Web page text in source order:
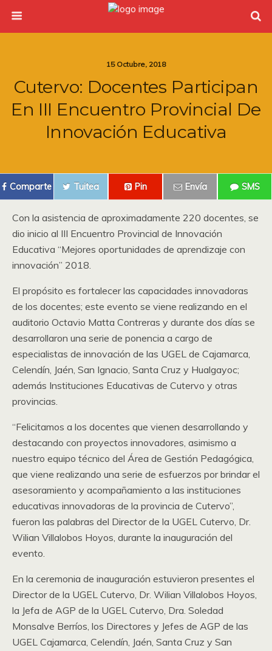
15 Octubre, 2018
Cutervo: Docentes Participan
En III Encuentro Provincial De
Innovación Educativa
Comparte Tuitea Pin Envía SMS
Con la asistencia de aproximadamente 220 docentes, se
dio inicio al III Encuentro Provincial de Innovación
Educativa “Mejores oportunidades de aprendizaje con
innovación” 2018.
El propósito es fortalecer las capacidades innovadoras
de los docentes; este evento se viene realizando en el
auditorio Octavio Matta Contreras y durante dos días se
desarrollaron una serie de ponencia a cargo de
especialistas de innovación de las UGEL de Cajamarca,
Celendín, Jaén, San Ignacio, Santa Cruz y Hualgayoc;
además Instituciones Educativas de Cutervo y otras
provincias.
“Felicitamos a los docentes que vienen desarrollando y
destacando con proyectos innovadores, asimismo a
nuestro equipo técnico del Área de Gestión Pedagógica,
que viene realizando una serie de esfuerzos por brindar el
asesoramiento y acompañamiento a las instituciones
educativas innovadoras de la provincia de Cutervo”,
fueron las palabras del Director de la UGEL Cutervo, Dr.
Wilian Villalobos Hoyos, durante la inauguración del
evento.
En la ceremonia de inauguración estuvieron presentes el
Director de la UGEL Cutervo, Dr. Wilian Villalobos Hoyos,
la Jefa de AGP de la UGEL Cutervo, Dra. Soledad
Monsalve Berríos, los Directores y Jefes de AGP de las
UGEL Cajamarca, Celendín, Jaén, Santa Cruz y San